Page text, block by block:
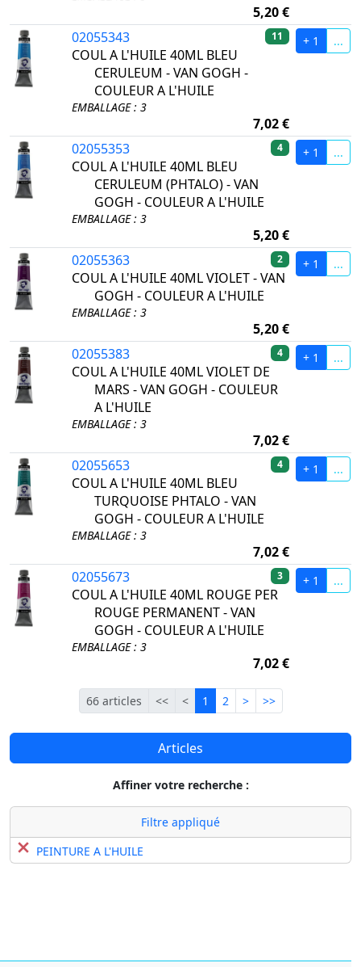
Articles
Affiner votre recherche :
Filtre appliqué
PEINTURE A L'HUILE
5,20 €
02055343
COUL A L'HUILE 40ML BLEU
CERULEUM - VAN GOGH -
COULEUR A L'HUILE
EMBALLAGE : 3
11
7,02 €
+ 1 ...
02055353
COUL A L'HUILE 40ML BLEU
CERULEUM (PHTALO) - VAN
GOGH - COULEUR A L'HUILE
EMBALLAGE : 3
4
5,20 €
+ 1 ...
02055363
COUL A L'HUILE 40ML VIOLET - VAN
GOGH - COULEUR A L'HUILE
EMBALLAGE : 3
2
5,20 €
+ 1 ...
02055383
COUL A L'HUILE 40ML VIOLET DE
MARS - VAN GOGH - COULEUR
A L'HUILE
EMBALLAGE : 3
4
7,02 €
+ 1 ...
02055653
COUL A L'HUILE 40ML BLEU
TURQUOISE PHTALO - VAN
GOGH - COULEUR A L'HUILE
EMBALLAGE : 3
4
7,02 €
+ 1 ...
02055673
COUL A L'HUILE 40ML ROUGE PER
ROUGE PERMANENT - VAN
GOGH - COULEUR A L'HUILE
EMBALLAGE : 3
3
7,02 €
+ 1 ...
66 articles <<Première
<Précédente
1 Courante
2 >Suivante
>>Dernière